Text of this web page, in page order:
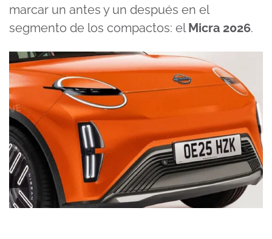
marcar un antes y un después en el
segmento de los compactos: elMicra 2026.